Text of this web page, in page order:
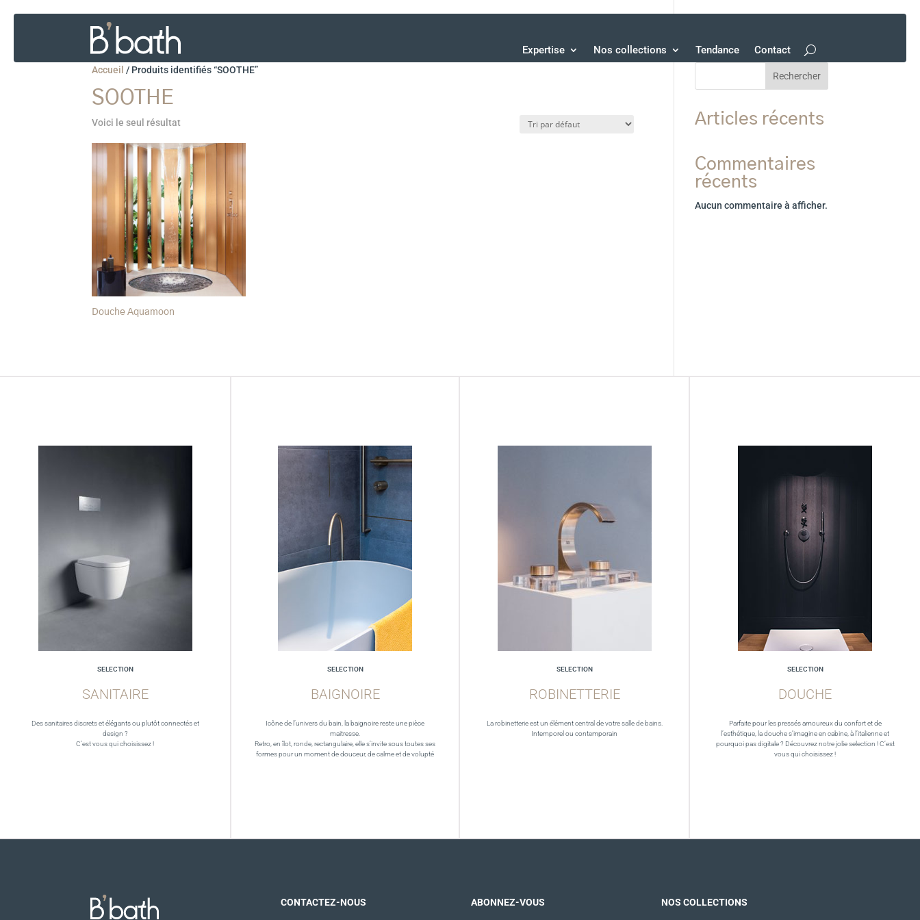
Expertise Nos collections Tendance Contact
Accueil / Produits identifiés “SOOTHE”
SOOTHE
Voici le seul résultat
Douche Aquamoon
Rechercher
Articles récents
Commentaires
récents
Aucun commentaire à afficher.
SELECTION
SANITAIRE
Des sanitaires discrets et élégants ou plutôt connectés et
design ?
C’est vous qui choisissez !
SELECTION
BAIGNOIRE
Icône de l’univers du bain, la baignoire reste une pièce
maitresse.
Retro, en îlot, ronde, rectangulaire, elle s’invite sous toutes ses
formes pour un moment de douceur, de calme et de volupté
SELECTION
ROBINETTERIE
La robinetterie est un élément central de votre salle de bains.
Intemporel ou contemporain
SELECTION
DOUCHE
Parfaite pour les pressés amoureux du confort et de
l’esthétique, la douche s’imagine en cabine, à l’italienne et
pourquoi pas digitale ? Découvrez notre jolie selection ! C’est
vous qui choisissez !
CONTACTEZ-NOUS ABONNEZ-VOUS NOS COLLECTIONS